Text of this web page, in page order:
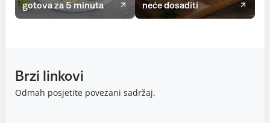
gotova za 5 minuta
neće dosaditi
Brzi linkovi
Odmah posjetite povezani sadržaj.